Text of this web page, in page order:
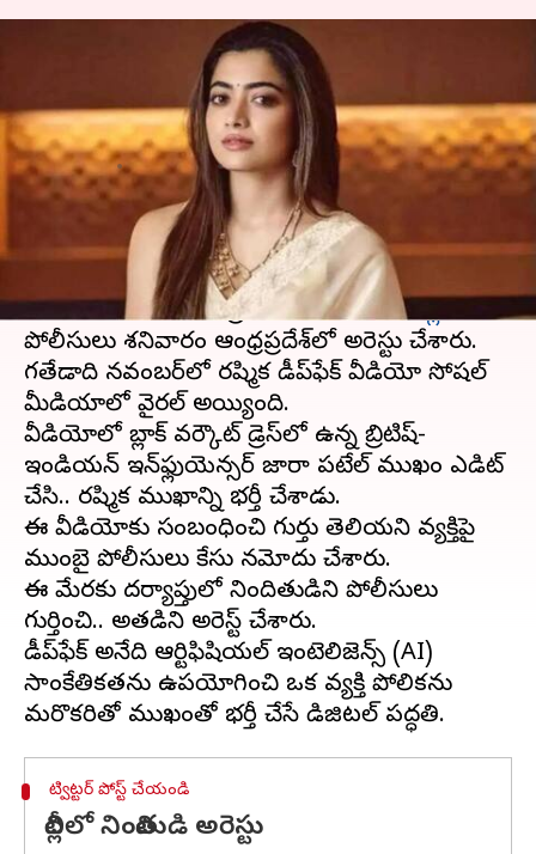
Rashmika Mandanna: రష్మిక
డీప్‌ఫేక్ వీడియో తయారు చేసిన
నిందితుడి అరెస్ట్
వ్రాసిన వారు Stalin Jan 20, 2024 03:51 pm
ఈ వార్తాకథనం ఏంటి
రష్మిక మందన్నడీప్‌ఫేక్ వీడియోకు
సంబంధించిన కేసులో ప్రధాన నిందితుడినిదిల్లీ
పోలీసులు శనివారం ఆంధ్రప్రదేశ్‌లో అరెస్టు చేశారు.
గతేడాది నవంబర్‌లో రష్మిక డీప్‌ఫేక్ వీడియో సోషల్
మీడియాలో వైరల్ అయ్యింది.
వీడియోలో బ్లాక్ వర్కౌట్ డ్రెస్‌లో ఉన్న బ్రిటిష్-
ఇండియన్ ఇన్‌ఫ్లుయెన్సర్ జారా పటేల్ ముఖం ఎడిట్
చేసి.. రష్మిక ముఖాన్ని భర్తీ చేశాడు.
ఈ వీడియోకు సంబంధించి గుర్తు తెలియని వ్యక్తిపై
ముంబై పోలీసులు కేసు నమోదు చేశారు.
ఈ మేరకు దర్యాప్తులో నిందితుడిని పోలీసులు
గుర్తించి.. అతడిని అరెస్ట్ చేశారు.
డీప్‌ఫేక్ అనేది ఆర్టిఫిషియల్ ఇంటెలిజెన్స్ (AI)
సాంకేతికతను ఉపయోగించి ఒక వ్యక్తి పోలికను
ట్విట్టర్ పోస్ట్ చేయండి
దిల్లీలో నిందితుడి అరెస్టు